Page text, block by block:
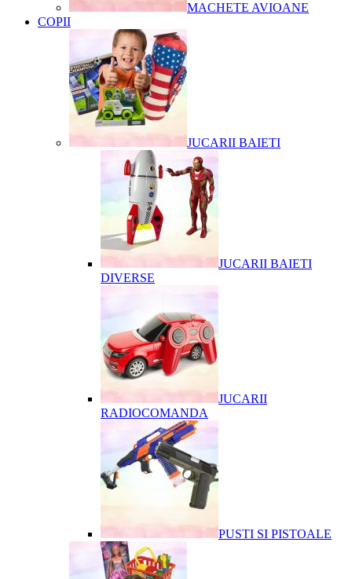
MACHETE AVIOANE
COPII
JUCARII BAIETI
JUCARII BAIETI
DIVERSE
JUCARII
RADIOCOMANDA
PUSTI SI PISTOALE